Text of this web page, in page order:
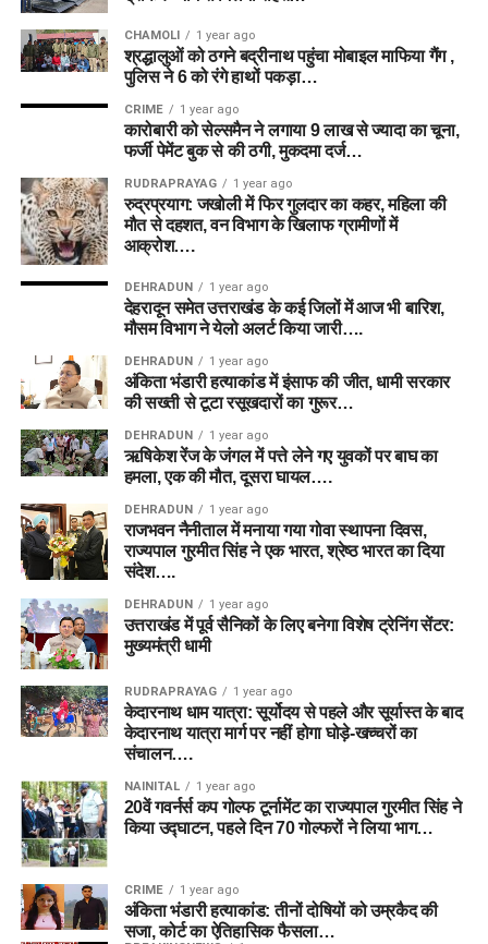
CHAMOLI 1 year ago
श्रद्धालुओं को ठगने बद्रीनाथ पहुंचा मोबाइल माफिया गैंग ,
पुलिस ने 6 को रंगे हाथों पकड़ा…
CRIME 1 year ago
कारोबारी को सेल्समैन ने लगाया 9 लाख से ज्यादा का चूना,
फर्जी पेमेंट बुक से की ठगी, मुकदमा दर्ज…
RUDRAPRAYAG 1 year ago
रुद्रप्रयाग: जखोली में फिर गुलदार का कहर, महिला की
मौत से दहशत, वन विभाग के खिलाफ ग्रामीणों में
आक्रोश….
DEHRADUN 1 year ago
देहरादून समेत उत्तराखंड के कई जिलों में आज भी बारिश,
मौसम विभाग ने येलो अलर्ट किया जारी….
DEHRADUN 1 year ago
अंकिता भंडारी हत्याकांड में इंसाफ की जीत, धामी सरकार
की सख्ती से टूटा रसूखदारों का गुरूर…
DEHRADUN 1 year ago
ऋषिकेश रेंज के जंगल में पत्ते लेने गए युवकों पर बाघ का
हमला, एक की मौत, दूसरा घायल….
DEHRADUN 1 year ago
राजभवन नैनीताल में मनाया गया गोवा स्थापना दिवस,
राज्यपाल गुरमीत सिंह ने एक भारत, श्रेष्ठ भारत का दिया
संदेश….
DEHRADUN 1 year ago
उत्तराखंड में पूर्व सैनिकों के लिए बनेगा विशेष ट्रेनिंग सेंटर:
मुख्यमंत्री धामी
RUDRAPRAYAG 1 year ago
केदारनाथ धाम यात्रा: सूर्योदय से पहले और सूर्यास्त के बाद
केदारनाथ यात्रा मार्ग पर नहीं होगा घोड़े-खच्चरों का
संचालन….
NAINITAL 1 year ago
20वें गवर्नर्स कप गोल्फ टूर्नामेंट का राज्यपाल गुरमीत सिंह ने
किया उद्घाटन, पहले दिन 70 गोल्फरों ने लिया भाग…
CRIME 1 year ago
अंकिता भंडारी हत्याकांड: तीनों दोषियों को उम्रकैद की
सजा, कोर्ट का ऐतिहासिक फैसला…